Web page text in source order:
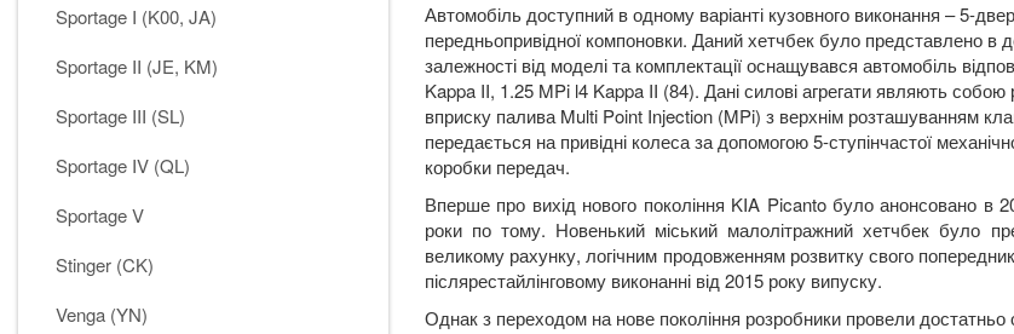
Sportage I (K00, JA)
Sportage II (JE, KM)
Sportage III (SL)
Sportage IV (QL)
Sportage V
Stinger (CK)
Venga (YN)
Автомобіль доступний в одному варіанті кузовного виконання – 5-
передньопривідної компоновки. Даний хетчбек було представлено в
залежності від моделі та комплектації оснащувався автомобіль
Kappa II, 1.25 MPi l4 Kappa II (84). Дані силові агрегати являють
вприску палива Multi Point Injection (MPi) з верхнім розташуванням
передається на привідні колеса за допомогою 5-ступінчастої
коробки передач.
Вперше про вихід нового покоління KIA Picanto було анонсовано в
роки по тому. Новенький міський малолітражний хетчбек було
великому рахунку, логічним продовженням розвитку свого
післярестайлінговому виконанні від 2015 року випуску.
Однак з переходом на нове покоління розробники провели